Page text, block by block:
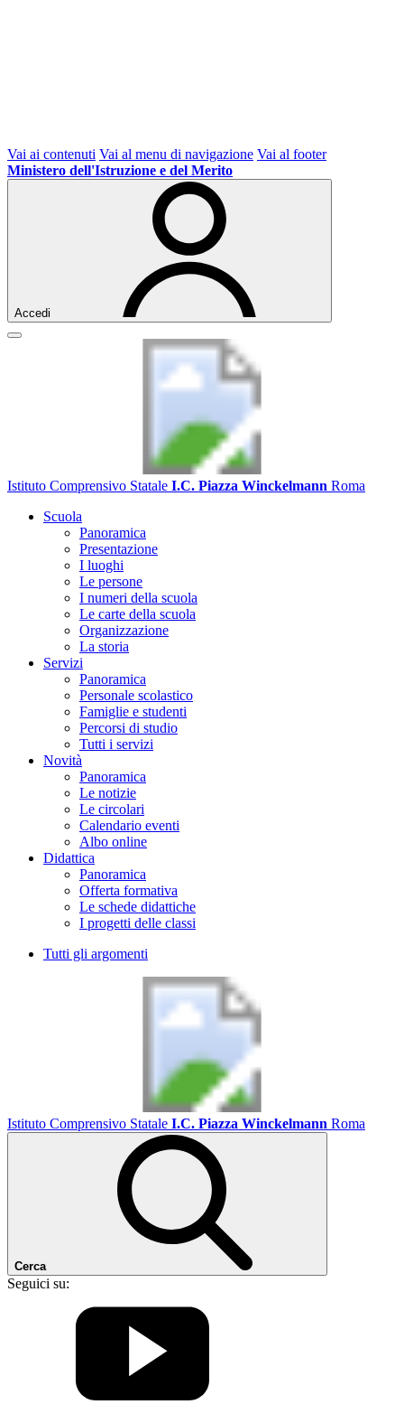
Vai ai contenuti Vai al menu di navigazione Vai al footer
Ministero dell'Istruzione e del Merito
Accedi
Istituto Comprensivo Statale I.C. Piazza Winckelmann Roma
Scuola
Panoramica
Presentazione
I luoghi
Le persone
I numeri della scuola
Le carte della scuola
Organizzazione
La storia
Servizi
Panoramica
Personale scolastico
Famiglie e studenti
Percorsi di studio
Tutti i servizi
Novità
Panoramica
Le notizie
Le circolari
Calendario eventi
Albo online
Didattica
Panoramica
Offerta formativa
Le schede didattiche
I progetti delle classi
Tutti gli argomenti
Istituto Comprensivo Statale I.C. Piazza Winckelmann Roma
Cerca
Seguici su: